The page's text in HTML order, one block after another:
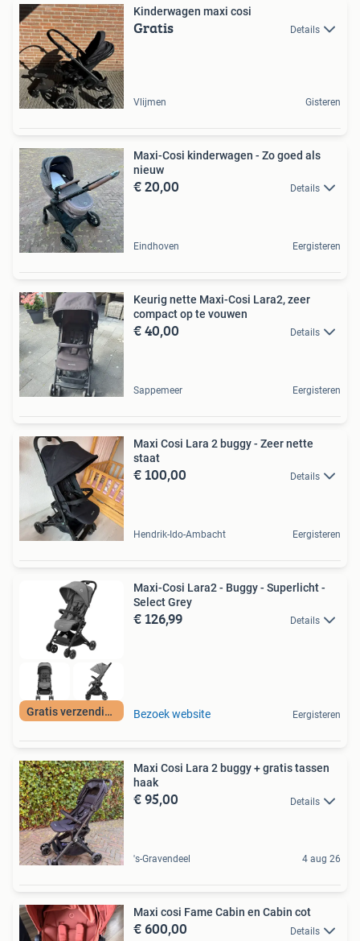
Kinderwagen maxi cosi
Gratis Details
Vlijmen Gisteren
Maxi-Cosi kinderwagen - Zo goed als
nieuw
€ 20,00 Details
Eindhoven Eergisteren
Keurig nette Maxi-Cosi Lara2, zeer
compact op te vouwen
€ 40,00 Details
Sappemeer Eergisteren
Maxi Cosi Lara 2 buggy - Zeer nette
staat
€ 100,00 Details
Hendrik-Ido-Ambacht Eergisteren
Gratis verzending
Maxi-Cosi Lara2 - Buggy - Superlicht -
Select Grey
€ 126,99 Details
Bezoek website Eergisteren
Maxi Cosi Lara 2 buggy + gratis tassen
haak
€ 95,00 Details
's-Gravendeel 4 aug 26
Maxi cosi Fame Cabin en Cabin cot
€ 600,00 Details